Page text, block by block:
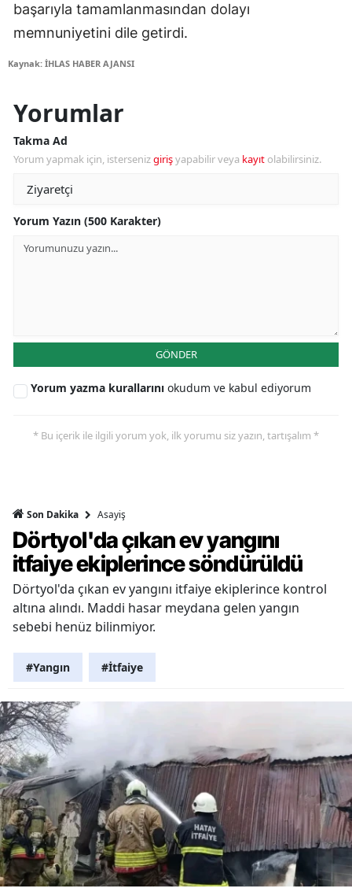
başarıyla tamamlanmasından dolayı
memnuniyetini dile getirdi.
Kaynak: İHLAS HABER AJANSI
Yorumlar
Takma Ad
Yorum yapmak için, istersenizgirişyapabilir veya kayıt olabilirsiniz.
Yorum Yazın (500 Karakter)
GÖNDER
Yorum yazma kurallarını okudum ve kabul ediyorum
* Bu içerik ile ilgili yorum yok, ilk yorumu siz yazın, tartışalım *
Son Dakika Asayiş
Dörtyol'da çıkan ev yangını
itfaiye ekiplerince söndürüldü
Dörtyol'da çıkan ev yangını itfaiye ekiplerince kontrol
altına alındı. Maddi hasar meydana gelen yangın
sebebi henüz bilinmiyor.
#Yangın #İtfaiye